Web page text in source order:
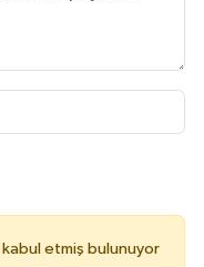
kabul etmiş bulunuyor